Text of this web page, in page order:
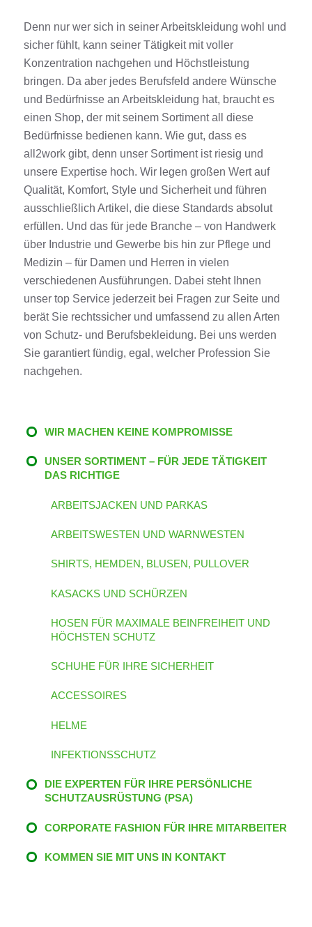
Denn nur wer sich in seiner Arbeitskleidung wohl und
sicher fühlt, kann seiner Tätigkeit mit voller
Konzentration nachgehen und Höchstleistung
bringen. Da aber jedes Berufsfeld andere Wünsche
und Bedürfnisse an Arbeitskleidung hat, braucht es
einen Shop, der mit seinem Sortiment all diese
Bedürfnisse bedienen kann. Wie gut, dass es
all2work gibt, denn unser Sortiment ist riesig und
unsere Expertise hoch. Wir legen großen Wert auf
Qualität, Komfort, Style und Sicherheit und führen
ausschließlich Artikel, die diese Standards absolut
erfüllen. Und das für jede Branche – von Handwerk
über Industrie und Gewerbe bis hin zur Pflege und
Medizin – für Damen und Herren in vielen
verschiedenen Ausführungen. Dabei steht Ihnen
unser top Service jederzeit bei Fragen zur Seite und
berät Sie rechtssicher und umfassend zu allen Arten
von Schutz- und Berufsbekleidung. Bei uns werden
Sie garantiert fündig, egal, welcher Profession Sie
nachgehen.
WIR MACHEN KEINE KOMPROMISSE
UNSER SORTIMENT – FÜR JEDE TÄTIGKEIT
DAS RICHTIGE
ARBEITSJACKEN UND PARKAS
ARBEITSWESTEN UND WARNWESTEN
SHIRTS, HEMDEN, BLUSEN, PULLOVER
KASACKS UND SCHÜRZEN
HOSEN FÜR MAXIMALE BEINFREIHEIT UND
HÖCHSTEN SCHUTZ
SCHUHE FÜR IHRE SICHERHEIT
ACCESSOIRES
HELME
INFEKTIONSSCHUTZ
DIE EXPERTEN FÜR IHRE PERSÖNLICHE
SCHUTZAUSRÜSTUNG (PSA)
CORPORATE FASHION FÜR IHRE MITARBEITER
KOMMEN SIE MIT UNS IN KONTAKT